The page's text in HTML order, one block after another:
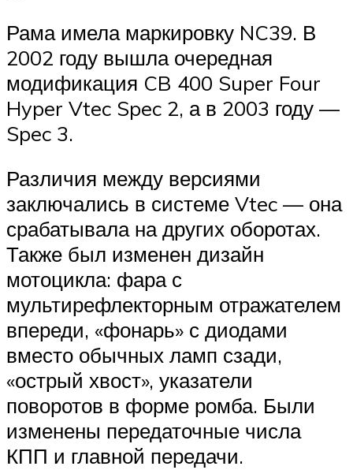
Рама имела маркировку NC39. В
2002 году вышла очередная
модификация CB 400 Super Four
Hyper Vtec Spec 2, а в 2003 году —
Spec 3.
Различия между версиями
заключались в системе Vtec — она
срабатывала на других оборотах.
Также был изменен дизайн
мотоцикла: фара с
мультирефлекторным отражателем
впереди, «фонарь» с диодами
вместо обычных ламп сзади,
«острый хвост», указатели
поворотов в форме ромба. Были
изменены передаточные числа
КПП и главной передачи.